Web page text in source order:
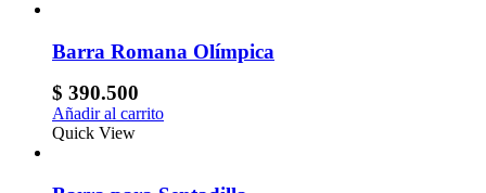
Barra Romana Olímpica
$ 390.500
Añadir al carrito
Quick View